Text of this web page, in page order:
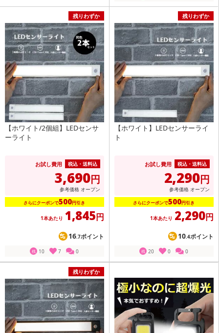
残りわずか
【ホワイト/2個組】LEDセンサ
ーライト
お試し費用 税込・送料込
3,690円
参考価格 オープン
さらにクーポンで500円引き
1本あたり 1,845円
16.7ポイント
残 10 7 0
残りわずか
【ホワイト】LEDセンサーライ
ト
お試し費用 税込・送料込
2,290円
参考価格 オープン
さらにクーポンで500円引き
1本あたり 2,290円
10.4ポイント
残 20 0 0
残りわずか